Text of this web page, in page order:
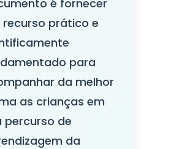
é fornecer
recurso prático e
para
da melhor
as crianças em
percurso de
da